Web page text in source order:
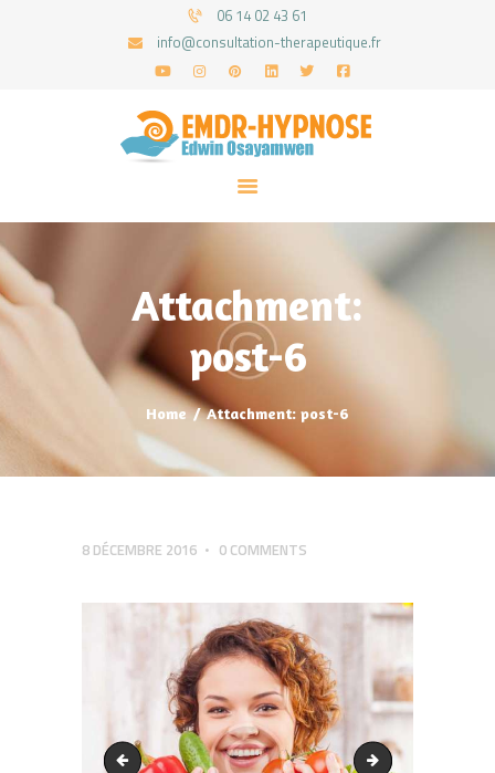
06 14 02 43 61
info@consultation-therapeutique.fr
Attachment:
post-6
Home Attachment: post-6
ACCUEIL
MON APPROCHE
ARTICLES
CONSULTATIONS
PRENEZ UN RDV
8 DÉCEMBRE 2016 0 COMMENTS
post-5 post-7